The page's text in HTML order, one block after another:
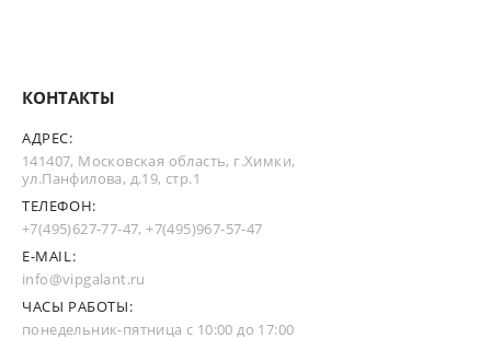
КОНТАКТЫ
АДРЕС:
141407, Московская область, г.Химки,
ул.Панфилова, д.19, стр.1
ТЕЛЕФОН:
+7(495)627-77-47,+7(495)967-57-47
E-MAIL:
info@vipgalant.ru
ЧАСЫ РАБОТЫ:
понедельник-пятница с 10:00 до 17:00